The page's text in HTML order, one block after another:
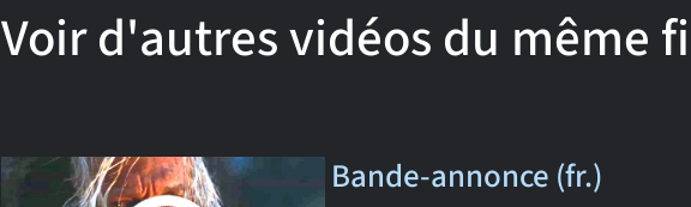
Voir d'autres vidéos du même
Bande-annonce (fr.)